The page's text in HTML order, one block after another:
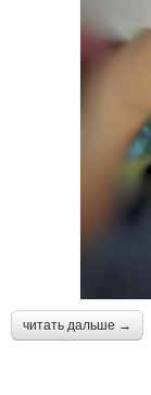
читать дальше →